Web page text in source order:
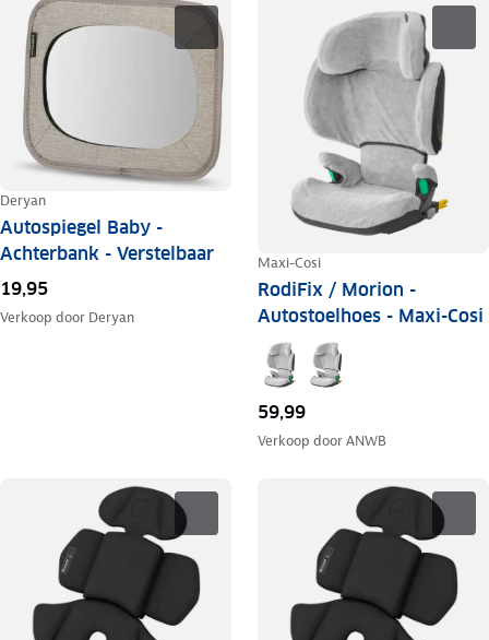
Deryan
Autospiegel Baby -
Achterbank - Verstelbaar
19,95
Verkoop door Deryan
Maxi-Cosi
RodiFix / Morion -
Autostoelhoes - Maxi-Cosi
59,99
Verkoop doorANWB